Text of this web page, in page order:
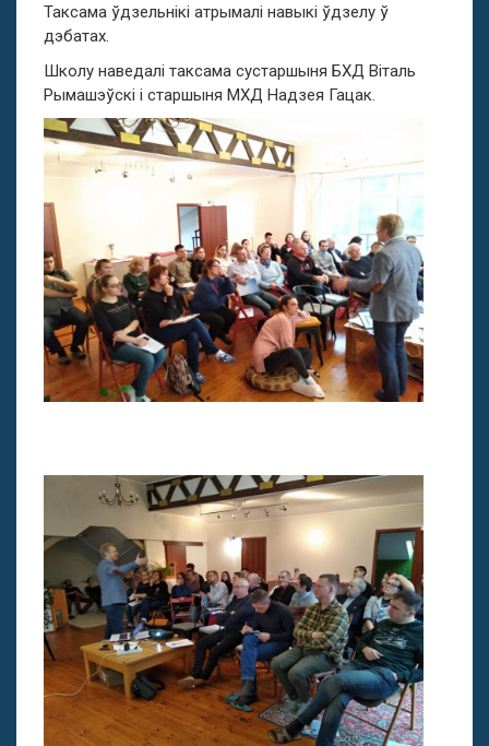
Таксама ўдзельнікі атрымалі навыкі ўдзелу ў
дэбатах.
Школу наведалі таксама сустаршыня БХД Віталь
Рымашэўскі і старшыня МХД Надзея Гацак.